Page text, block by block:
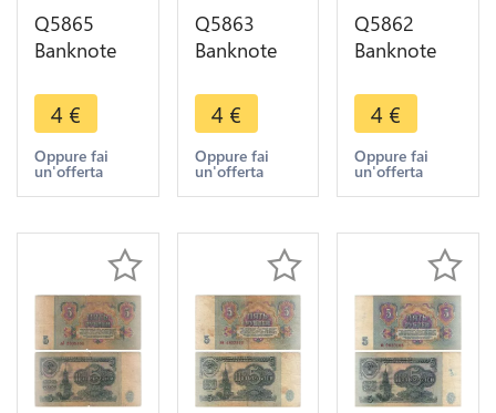
Q5865
Banknote
USSR 5
Rouble
1961 ->
Make offer
4 €
Oppure fai
un'offerta
Q5863
Banknote
USSR 5
Rouble
1961 ->
Make offer
4 €
Oppure fai
un'offerta
Q5862
Banknote
USSR 5
Rouble
1961 ->
Make offer
4 €
Oppure fai
un'offerta